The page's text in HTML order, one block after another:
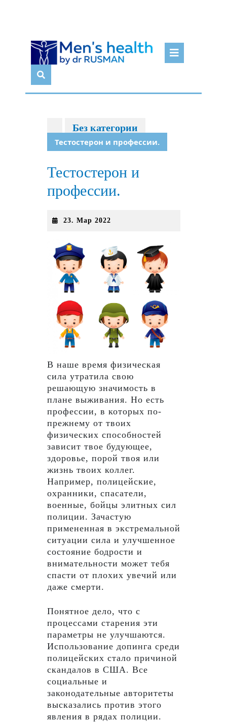
Перейти
содержимому
Без категории
Тестостерон и профессии.
Тестостерон и
профессии.
23. Мар 202223.
В наше время физическая
сила утратила свою
решающую значимость в
плане выживания. Но есть
профессии, в которых по-
прежнему от твоих
физических способностей
зависит твое будующее,
здоровье, порой твоя или
жизнь твоих коллег.
Например, полицейские,
охранники, спасатели,
военные, бойцы элитных сил
полиции. Зачастую
примененная в экстремальной
ситуации сила и улучшенное
состояние бодрости и
внимательности может тебя
спасти от плохих увечий или
даже смерти.
Понятное дело, что с
процессами старения эти
параметры не улучшаются.
Использование допинга среди
полицейских стало причиной
скандалов в США. Все
социальные и
законодательные авторитеты
высказались против этого
явления в рядах полиции.